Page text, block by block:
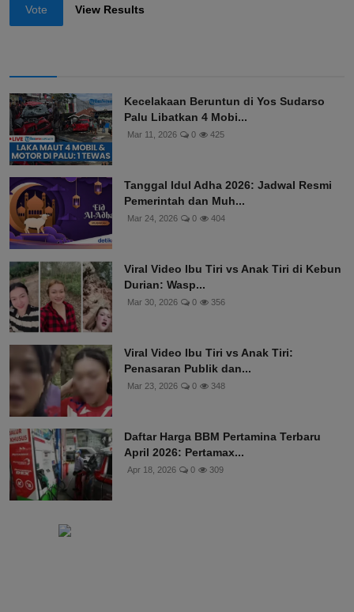
Vote View Results
Kecelakaan Beruntun di Yos Sudarso
Palu Libatkan 4 Mobi...
Mar 11, 2026 0 425
Tanggal Idul Adha 2026: Jadwal Resmi
Pemerintah dan Muh...
Mar 24, 2026 0 404
Viral Video Ibu Tiri vs Anak Tiri di Kebun
Durian: Wasp...
Mar 30, 2026 0 356
Viral Video Ibu Tiri vs Anak Tiri:
Penasaran Publik dan...
Mar 23, 2026 0 348
Daftar Harga BBM Pertamina Terbaru
April 2026: Pertamax...
Apr 18, 2026 0 309